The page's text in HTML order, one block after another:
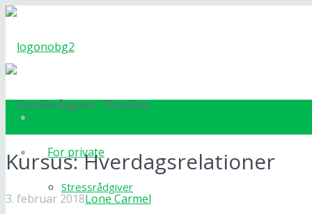
For private
Stressrådgiver
Kursus: Hverdagsrelationer
3. februar 2018Lone Carmel